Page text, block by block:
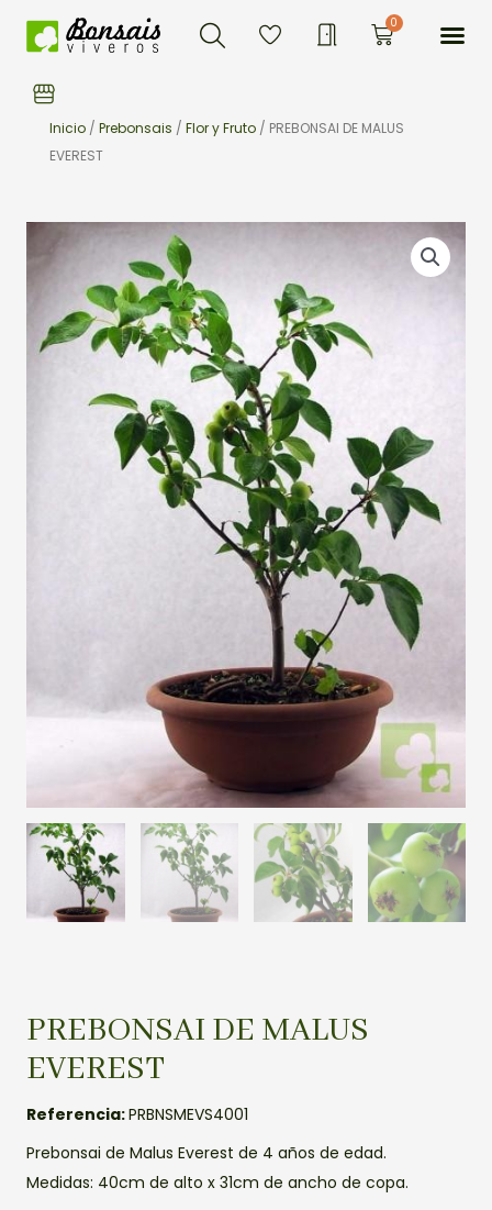
Buscar 0Carrito
Inicio / Prebonsais / Flor y Fruto / PREBONSAI DE MALUS
EVEREST
PREBONSAI DE MALUS
EVEREST
Referencia:PRBNSMEVS4001
Prebonsai de Malus Everest de 4 años de edad.
Medidas: 40cm de alto x 31cm de ancho de copa.